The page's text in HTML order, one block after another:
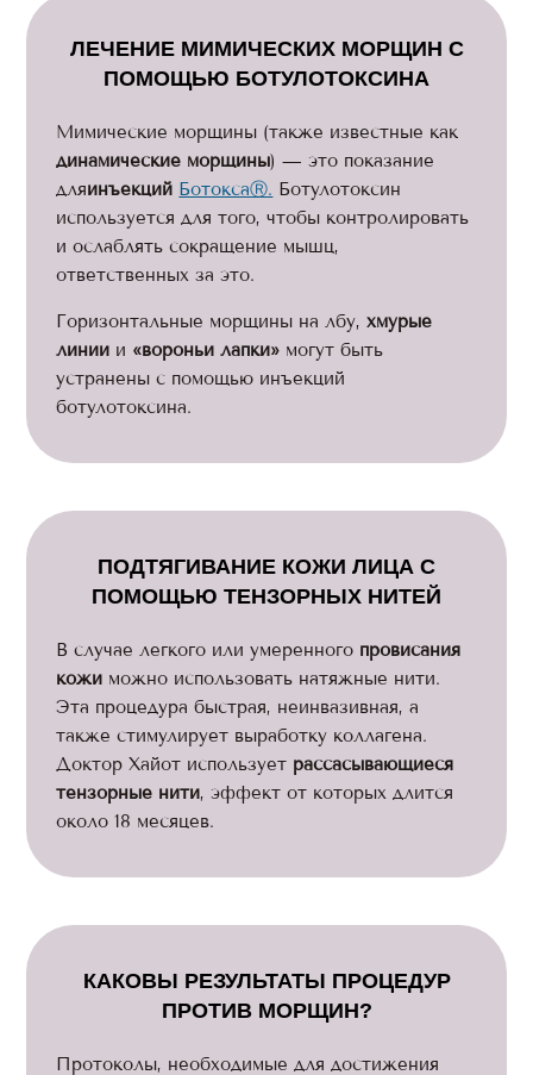
ЛЕЧЕНИЕ МИМИЧЕСКИХ МОРЩИН С
ПОМОЩЬЮ БОТУЛОТОКСИНА
Мимические морщины (также известные как
динамические морщины) — это показание
дляинъекций БотоксаⓇ. Ботулотоксин
используется для того, чтобы контролировать
и ослаблять сокращение мышц,
ответственных за это.
Горизонтальные морщины на лбу,хмурые
линии и «вороньи лапки» могут быть
устранены с помощью инъекций
ботулотоксина.
ПОДТЯГИВАНИЕ КОЖИ ЛИЦА С
ПОМОЩЬЮ ТЕНЗОРНЫХ НИТЕЙ
В случае легкого или умеренного провисания
кожи можно использовать натяжные нити.
Эта процедура быстрая, неинвазивная, а
также стимулирует выработку коллагена.
Доктор Хайот использует рассасывающиеся
тензорные нити, эффект от которых длится
около 18 месяцев.
КАКОВЫ РЕЗУЛЬТАТЫ ПРОЦЕДУР
ПРОТИВ МОРЩИН?
Протоколы, необходимые для достижения